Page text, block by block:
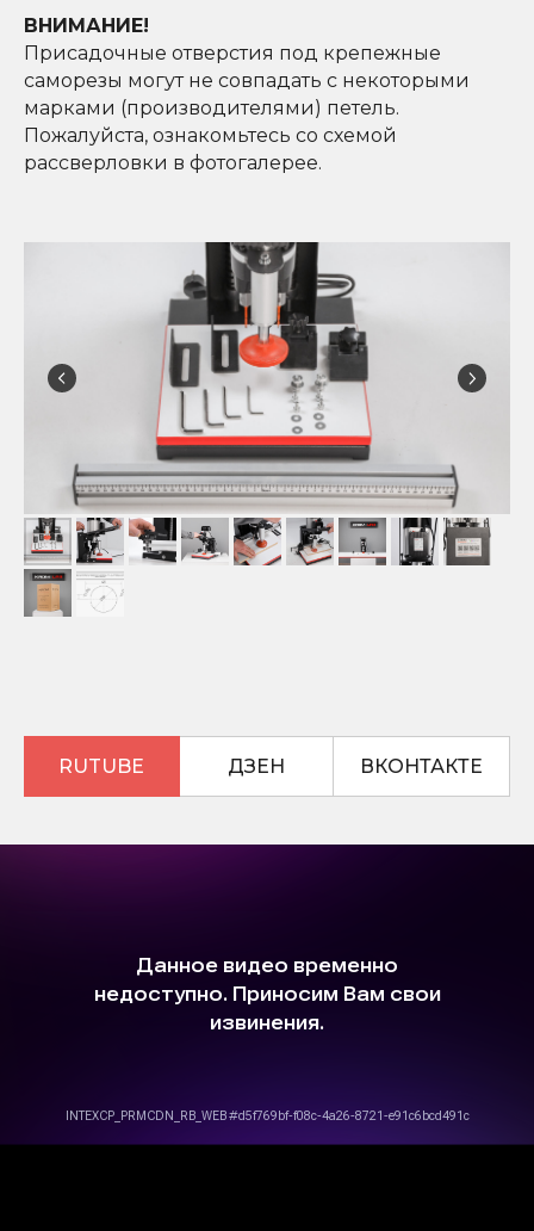
ВНИМАНИЕ!
Присадочные отверстия под крепежные
саморезы могут не совпадать с некоторыми
марками (производителями) петель.
Пожалуйста, ознакомьтесь со схемой
рассверловки в фотогалерее.
RUTUBE ДЗЕН ВКОНТАКТЕ